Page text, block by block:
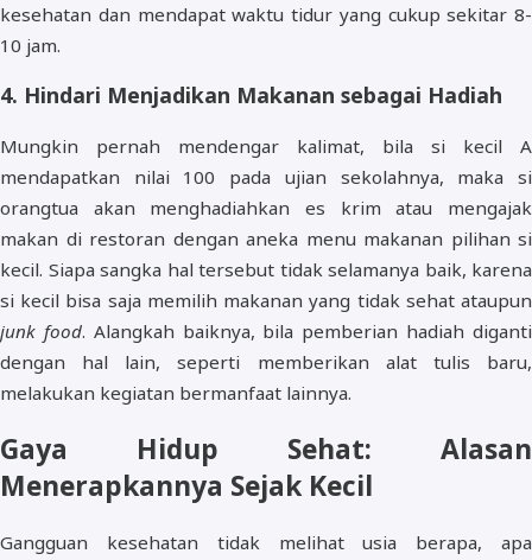
kesehatan dan mendapat waktu tidur yang cukup sekitar 8-
10 jam.
4. Hindari Menjadikan Makanan sebagai Hadiah
Mungkin pernah mendengar kalimat, bila si kecil A
mendapatkan nilai 100 pada ujian sekolahnya, maka si
orangtua akan menghadiahkan es krim atau mengajak
makan di restoran dengan aneka menu makanan pilihan si
kecil. Siapa sangka hal tersebut tidak selamanya baik, karena
si kecil bisa saja memilih makanan yang tidak sehat ataupun
junk food. Alangkah baiknya, bila pemberian hadiah diganti
dengan hal lain, seperti memberikan alat tulis baru,
melakukan kegiatan bermanfaat lainnya.
Gaya Hidup Sehat: Alasan
Menerapkannya Sejak Kecil
Gangguan kesehatan tidak melihat usia berapa, apa